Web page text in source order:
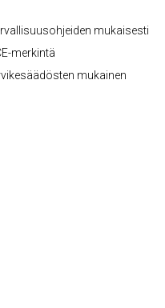
mukaisesti
merkintä
mukainen